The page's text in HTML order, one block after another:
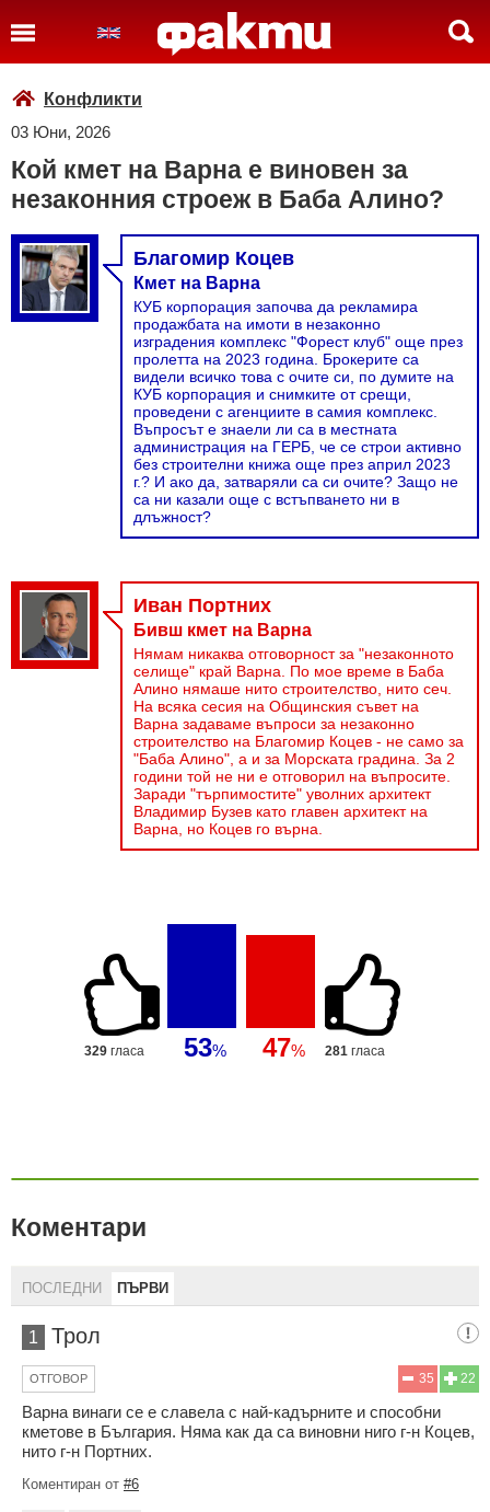
Конфликти
03 Юни, 2026
Кой кмет на Варна е виновен за
незаконния строеж в Баба Алино?
Благомир Коцев
Кмет на Варна
КУБ корпорация започва да рекламира
продажбата на имоти в незаконно
изградения комплекс "Форест клуб" още през
пролетта на 2023 година. Брокерите са
видели всичко това с очите си, по думите на
КУБ корпорация и снимките от срещи,
проведени с агенциите в самия комплекс.
Въпросът е знаели ли са в местната
администрация на ГЕРБ, че се строи активно
без строителни книжа още през април 2023
г.? И ако да, затваряли са си очите? Защо не
са ни казали още с встъпването ни в
длъжност?
Иван Портних
Бивш кмет на Варна
Нямам никаква отговорност за "незаконното
селище" край Варна. По мое време в Баба
Алино нямаше нито строителство, нито сеч.
На всяка сесия на Общинския съвет на
Варна задаваме въпроси за незаконно
строителство на Благомир Коцев - не само за
"Баба Алино", а и за Морската градина. За 2
години той не ни е отговорил на въпросите.
Заради "търпимостите" уволних архитект
Владимир Бузев като главен архитект на
Варна, но Коцев го върна.
329 гласа 53% 47% 281 гласа
Коментари
ПОСЛЕДНИ ПЪРВИ
1 Трол
22
35
ОТГОВОР
Варна винаги се е славела с най-кадърните и способни
кметове в България. Няма как да са виновни ниго г-н Коцев,
нито г-н Портних.
Коментиран от #6